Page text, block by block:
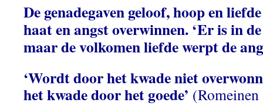
De genadegaven geloof, hoop en
haat en angst overwinnen.‘Er is in
maar de volkomen liefde werpt de
‘Wordt door het kwade niet
het kwade door het goede’